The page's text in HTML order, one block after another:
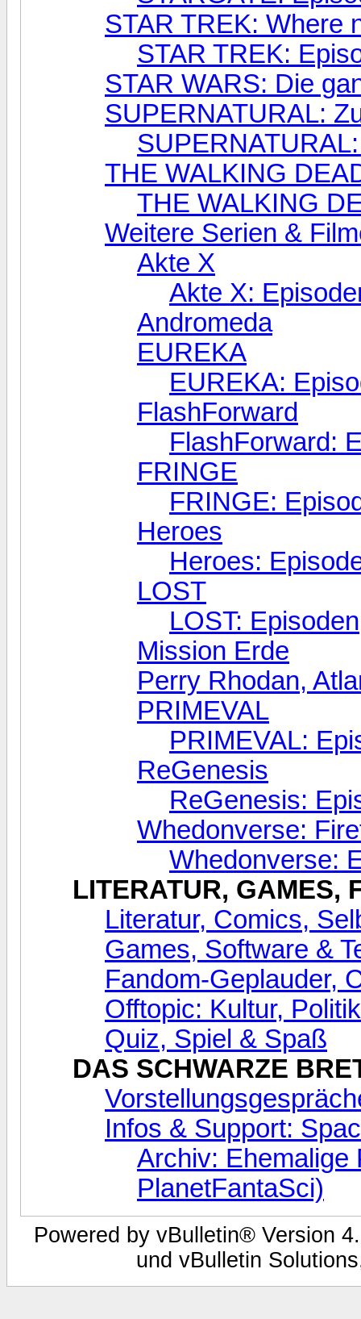
STAR TREK: Where
STAR TREK:
STAR WARS: Die
SUPERNATURAL:
THE WALKING
THE WALKING
Weitere Serien &
Akte X
Akte X:
Andromeda
EUREKA
EUREKA:
FlashForward
FlashForward:
FRINGE
FRINGE:
Heroes
Heroes:
LOST
LOST: Episoden
Mission Erde
Perry Rhodan,
PRIMEVAL
PRIMEVAL:
ReGenesis
ReGenesis:
Whedonverse:
Whedonverse:
LITERATUR, GAMES,
Literatur, Comics,
Games, Software &
Fandom-Geplauder,
Offtopic: Kultur,
Quiz, Spiel & Spaß
DAS SCHWARZE
Infos & Support:
Archiv: Ehemalige
PlanetFantaSci)
Powered by vBulletin® Version
und vBulletin